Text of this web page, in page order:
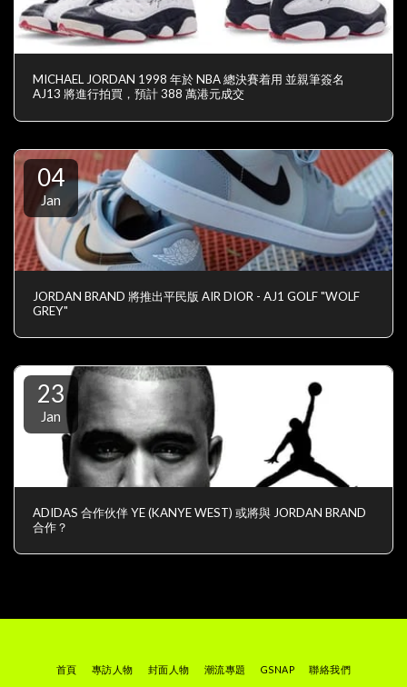
MICHAEL JORDAN 1998 年於 NBA 總決賽着用 並親筆簽名
AJ13 將進行拍買，預計 388 萬港元成交
04
Jan
JORDAN BRAND 將推出平民版 AIR DIOR - AJ1 GOLF "WOLF
GREY"
23
Jan
ADIDAS 合作伙伴 YE (KANYE WEST) 或將與 JORDAN BRAND
合作？
首頁 專訪人物 封面人物 潮流專題 GSNAP 聯絡我們